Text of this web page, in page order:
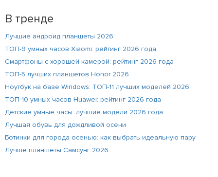
В тренде
Лучшие андроид планшеты 2026
ТОП-9 умных часов Xiaomi: рейтинг 2026 года
Смартфоны с хорошей камерой: рейтинг 2026 года
ТОП-5 лучших планшетов Honor 2026
Ноутбук на базе Windows: ТОП-11 лучших моделей 2026
ТОП-10 умных часов Huawei: рейтинг 2026 года
Детские умные часы: лучшие модели 2026 года
Лучшая обувь для дождливой осени
Ботинки для города осенью: как выбрать идеальную пару
Лучше планшеты Самсунг 2026